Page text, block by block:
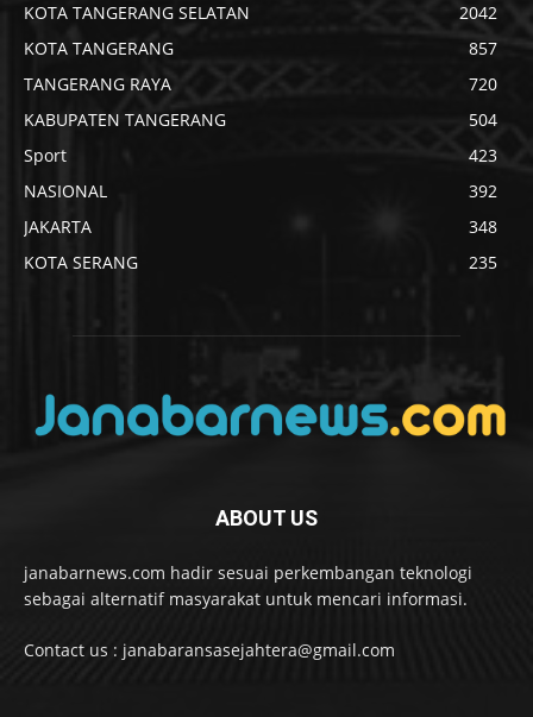
KOTA TANGERANG SELATAN
2042
KOTA TANGERANG
857
TANGERANG RAYA
720
KABUPATEN TANGERANG
504
Sport
423
NASIONAL
392
JAKARTA
348
KOTA SERANG
235
ABOUT US
janabarnews.com hadir sesuai perkembangan teknologi
sebagai alternatif masyarakat untuk mencari informasi.
Contact us : janabaransasejahtera@gmail.com